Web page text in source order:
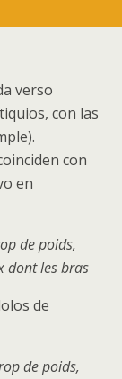
verso
con las
con
en
de poids,
dont les bras
de
de poids,